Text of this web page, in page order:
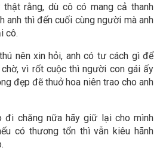
rằng, dù cô có mang cả thanh
anh thì đến cuối cùng người mà anh
cô.
nên xin hỏi, anh có tư cách gì để
vì rốt cuộc thì người con gái ấy
đẹp đẽ thuở hoa niên trao cho anh
đi chăng nữa hãy giữ lại cho mình
có thương tổn thì vẫn kiêu hãnh